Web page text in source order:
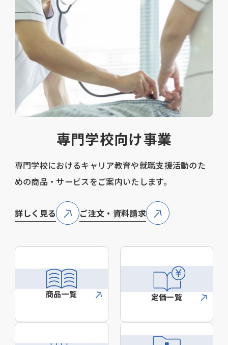
専門学校向け事業
専門学校におけるキャリア教育や就職支援活動のた
めの商品・サービスをご案内いたします。
詳しく見る ご注文・資料請求
商品一覧 定価一覧